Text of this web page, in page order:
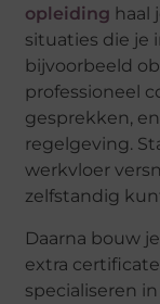
opleiding haal
situaties die je
bijvoorbeeld
professioneel
gesprekken,
regelgeving.
werkvloer
zelfstandig
Daarna bouw
extra
specialiseren in